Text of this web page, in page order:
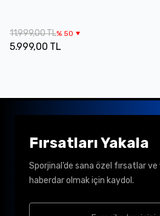
11.999,00 TL% 50
5.999,00 TL
Fırsatları Yakala
Sporjinal’de sana özel fırsatlar
haberdar olmak için kaydol.